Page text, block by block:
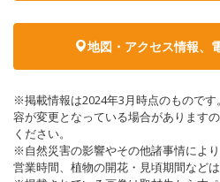
地図・アクセス情報、
※掲載情報は2024年3月時点のもので
容が変更となっている場合があります
ください。
※自然災害の影響やその他諸事情によ
営業時間、植物の開花・見頃期間など